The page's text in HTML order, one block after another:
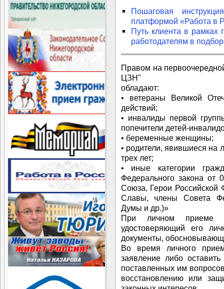
Пошаговая
платформой «Работа в
Путь клиента в рамках
работодателям в
Правом на
ЦЗН"
обладают:
• ветераны Великой
действий;
• инвалиды первой
попечители детей-
• беременные женщины;
• родители, явившиеся на
трех лет;
• иные категории
Федерального закона от
Союза, Герои
Славы, члены Совета
Думы и др.)»
При личном приеме
удостоверяющий его
документы,
Во время личного
заявление либо
поставленных им
восстановлению или